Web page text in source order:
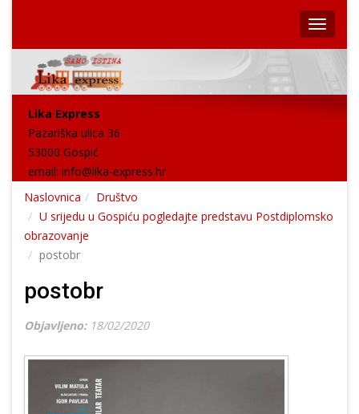
Lika Express
Pazariška ulica 36
53000 Gospić
email: info@lika-express.hr
Naslovnica
Društvo
U srijedu u Gospiću pogledajte predstavu Postdiplomsko
obrazovanje
postobr
postobr
Objavljeno: 18/02/2020